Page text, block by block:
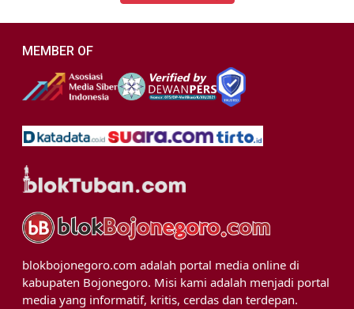
MEMBER OF
blokbojonegoro.com adalah portal media online di
kabupaten Bojonegoro. Misi kami adalah menjadi portal
media yang informatif, kritis, cerdas dan terdepan.